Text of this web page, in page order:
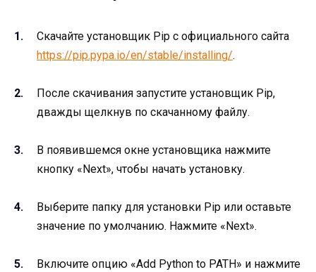
Скачайте установщик Pip с официального сайта
https://pip.pypa.io/en/stable/installing/.
После скачивания запустите установщик Pip,
дважды щелкнув по скачанному файлу.
В появившемся окне установщика нажмите
кнопку «Next», чтобы начать установку.
Выберите папку для установки Pip или оставьте
значение по умолчанию. Нажмите «Next».
Включите опцию «Add Python to PATH» и нажмите